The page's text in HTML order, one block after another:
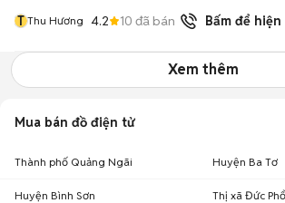
T Thu Hương 4.2 10 đã bán Bấm để hiện
Xem thêm
Mua bán đồ điện tử
Thành phố Quảng Ngãi Huyện Ba Tơ
Huyện Bình Sơn Thị xã Đức Phổ